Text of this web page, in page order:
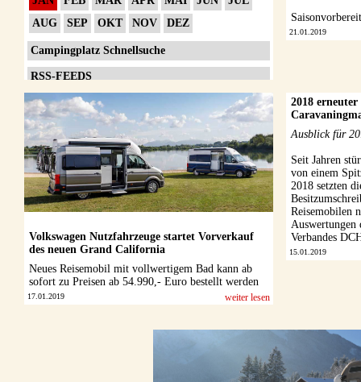
AUG
SEP OKT NOV DEZ
Campingplatz Schnellsuche
RSS-FEEDS
Impressum
Datenschutzerklärung
21.01.2019
Volkswagen Nutzfahrzeuge startet Vorverkauf
des neuen Grand California
Neues Reisemobil mit vollwertigem Bad kann ab
sofort zu Preisen ab 54.990,- Euro bestellt werden
17.01.2019 weiter lesen
2018
Ausblick für
Seit Jahren
von einem
2018 setzten
Reisemobilen
Auswertungen
Verbandes
15.01.2019